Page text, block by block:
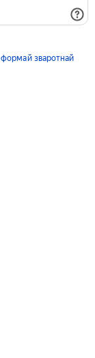
формай зваротнай